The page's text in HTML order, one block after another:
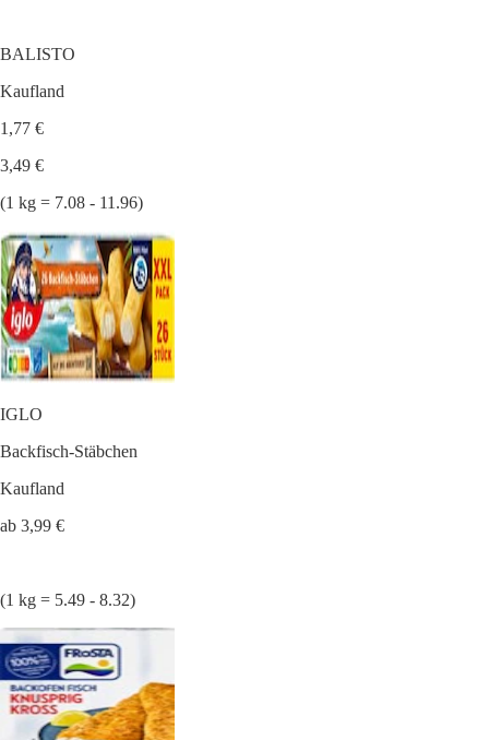
BALISTO
Kaufland
1,77 €
3,49 €
(1 kg = 7.08 - 11.96)
IGLO
Backfisch-Stäbchen
Kaufland
ab 3,99 €
(1 kg = 5.49 - 8.32)